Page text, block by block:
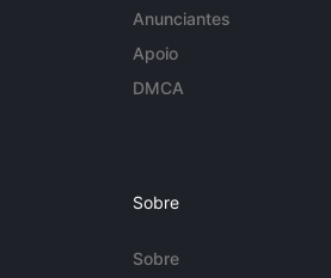
Anunciantes
Apoio
DMCA
Sobre
Sobre